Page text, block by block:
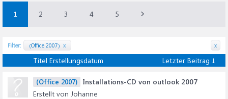
1 2 3 4 5
Filter: (Office 2007) x x
Titel Erstellungsdatum Letzter Beitrag ↓
(Office 2007)
Installations-CD von outlook 2007
Erstellt von Johanne